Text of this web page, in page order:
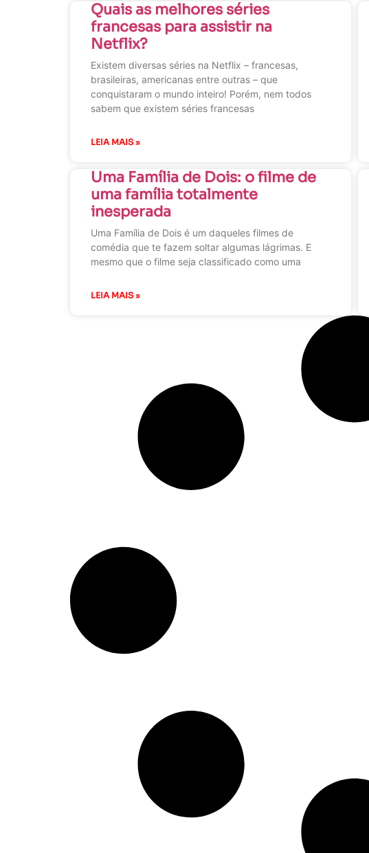
Quais as melhores séries
francesas para assistir na
Netflix?
Existem diversas séries na Netflix – francesas,
brasileiras, americanas entre outras – que
conquistaram o mundo inteiro! Porém, nem todos
sabem que existem séries francesas
LEIA MAIS »
Uma Família de Dois: o filme de
uma família totalmente
inesperada
Uma Família de Dois é um daqueles filmes de
comédia que te fazem soltar algumas lágrimas. E
mesmo que o filme seja classificado como uma
LEIA MAIS »